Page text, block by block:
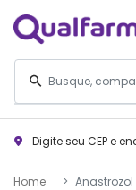
Digite seu CEP e
Home Anastrozol